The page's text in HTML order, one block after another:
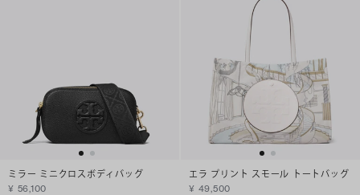
ミラー ミニクロスボディバッグ
¥ 56,100
エラ プリント スモール トートバッグ
¥ 49,500